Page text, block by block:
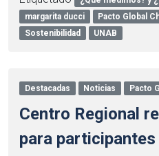
margarita ducci
Pacto Global
Sostenibilidad
UNAB
Destacadas Noticias Pacto
Centro Regional
para participantes